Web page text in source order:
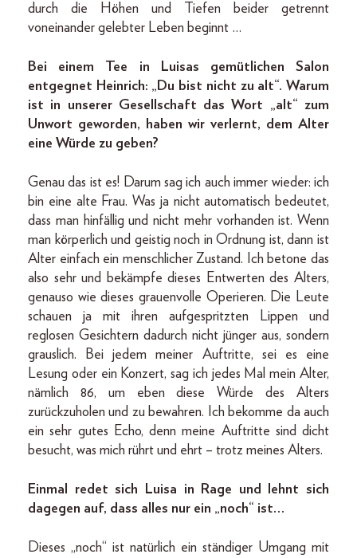
durch die Höhen und Tiefen beider getrennt
voneinander gelebter Leben beginnt …
Bei einem Tee in Luisas gemütlichen Salon
entgegnet Heinrich: „Du bist nicht zu alt“. Warum
ist in unserer Gesellschaft das Wort „alt“ zum
Unwort geworden, haben wir verlernt, dem Alter
eine Würde zu geben?
Genau das ist es! Darum sag ich auch immer wieder: ich
bin eine alte Frau. Was ja nicht automatisch bedeutet,
dass man hinfällig und nicht mehr vorhanden ist. Wenn
man körperlich und geistig noch in Ordnung ist, dann ist
Alter einfach ein menschlicher Zustand. Ich betone das
also sehr und bekämpfe dieses Entwerten des Alters,
genauso wie dieses grauenvolle Operieren. Die Leute
schauen ja mit ihren aufgespritzten Lippen und
reglosen Gesichtern dadurch nicht jünger aus, sondern
grauslich. Bei jedem meiner Auftritte, sei es eine
Lesung oder ein Konzert, sag ich jedes Mal mein Alter,
nämlich 86, um eben diese Würde des Alters
zurückzuholen und zu bewahren. Ich bekomme da auch
ein sehr gutes Echo, denn meine Auftritte sind dicht
besucht, was mich rührt und ehrt – trotz meines Alters.
Einmal redet sich Luisa in Rage und lehnt sich
dagegen auf, dass alles nur ein „noch“ ist…
Dieses „noch“ ist natürlich ein ständiger Umgang mit